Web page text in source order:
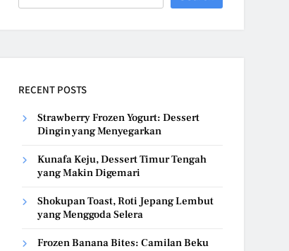
RECENT POSTS
Strawberry Frozen Yogurt: Dessert
Dingin yang Menyegarkan
Kunafa Keju, Dessert Timur Tengah
yang Makin Digemari
Shokupan Toast, Roti Jepang Lembut
yang Menggoda Selera
Frozen Banana Bites: Camilan Beku